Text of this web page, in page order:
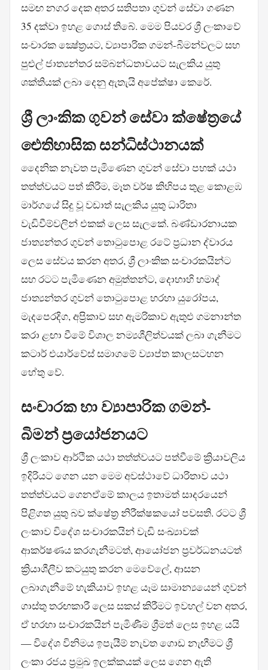
සමඟ නගර දෙක අතර සතිපතා ගුවන් සේවා ගණන
35 දක්වා ඉහළ ගොස් තිබේ. මෙම පියවර ශ්‍රී ලංකාවේ
සංචාරක ක්‍ෂේත්‍රයට, ව්‍යාපාරික ගමන්-බිමන්වලට සහ
පුළුල් ජාත්‍යන්තර සම්බන්ධතාවයට සැලකිය යුතු
ශක්තියක් ලබා දෙනු ඇතැයි අපේක්ෂා කෙරේ.
ශ්‍රී ලාංකික ගුවන් සේවා ක්ෂේත්‍රයේ
ඓතිහාසික සන්ධිස්ථානයක්
දෛනික නැවත පැමිණෙන ගුවන් සේවා පහක් යථා
තත්ත්වයට පත් කිරීම, මෑත වර්ෂ කිහිපය තුළ කොළඹ
මාර්ගයේ සිදු වූ වඩාත් සැලකිය යුතු ධාරිතා
වැඩිවීම්වලින් එකක් ලෙස සැලකේ. බණ්ඩාරනායක
ජාත්‍යන්තර ගුවන් තොටුපොළ රටේ ප්‍රධාන ද්වාරය
ලෙස සේවය කරන අතර, ශ්‍රී ලාංකික සංචාරකයින්ට
සහ රටට පැමිණෙන අමුත්තන්ට, දොහාහි හමාද්
ජාත්‍යන්තර ගුවන් තොටුපොළ හරහා යුරෝපය,
මැදපෙරදිග, අප්‍රිකාව සහ ඇමරිකාව ඇතුළු ගමනාන්ත
කරා ළඟා වීමේ විශාල නම්‍යශීලිත්වයක් ලබා ගැනීමට
කටාර් එයාර්වේස් සමාගමේ ව්‍යාප්ත කාලසටහන
හේතු වේ.
සංචාරක හා ව්‍යාපාරික ගමන්-
බිමන් ප්‍රයෝජනයට
ශ්‍රී ලංකාව ආර්ථික යථා තත්ත්වයට පත්වීමේ ක්‍රියාවලිය
ඉදිරියට ගෙන යන මෙම අවස්ථාවේ ධාරිතාව යථා
තත්ත්වයට ගෙනඒමේ කාලය ඉතාමත් සාදරයෙන්
පිළිගත යුතු බව ක්ෂේත්‍ර නිරීක්ෂකයෝ පවසති. රටට ශ්‍රී
ලංකාව විදේශ සංචාරකයින් වැඩි සංඛ්‍යාවක්
ආකර්ෂණය කරගැනීමටත්, ආයෝජන ප්‍රවර්ධනයටත්
ක්‍රියාශීලීව කටයුතු කරන මෙවේලේ, ආසන
ලබාගැනීමේ හැකියාව ඉහළ යෑම සාමාන්‍යයෙන් ගුවන්
ගාස්තු තරඟකාරී ලෙස සකස් කිරීමට ඉවහල් වන අතර,
ඒ හරහා සංචාරකයින් පැමිණීම ශ්‍රීමත් ලෙස ඉහළ යයි
— විදේශ විනිමය ඉපැයීම් නැවත ගොඩ නැඟීමට ශ්‍රී
ලංකා රජය ප්‍රමුඛ ඉලක්කයක් ලෙස ගෙන ඇති